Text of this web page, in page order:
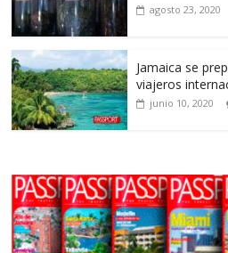
agosto 23, 2020
Jamaica se
viajeros
junio 10, 2020